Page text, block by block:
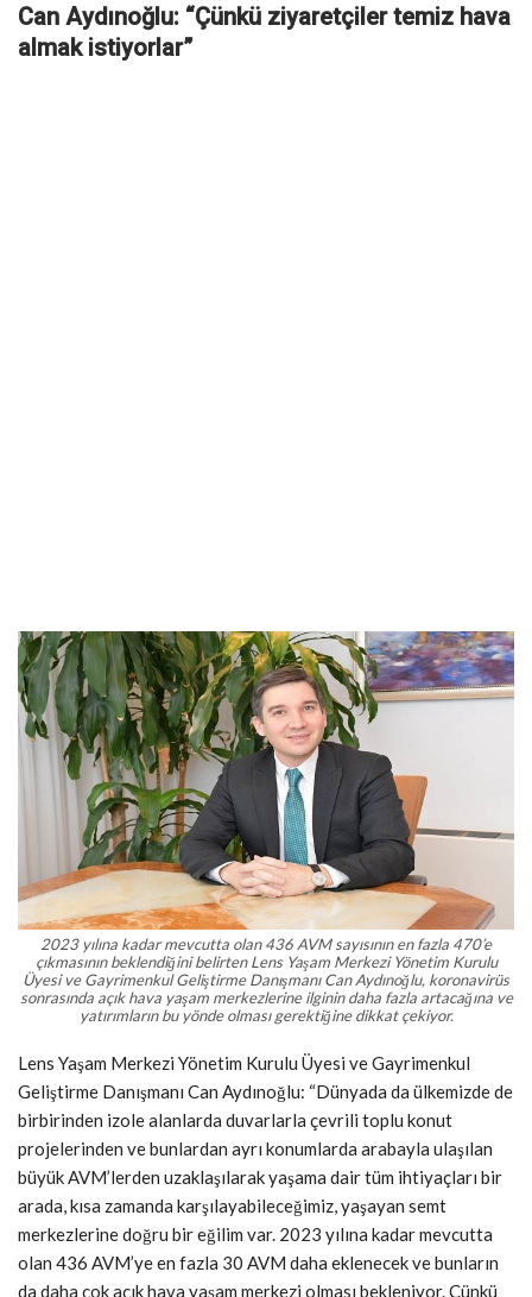
Can Aydınoğlu: “Çünkü ziyaretçiler temiz hava
almak istiyorlar”
2023 yılına kadar mevcutta olan 436 AVM sayısının en fazla 470’e
çıkmasının beklendiğini belirten Lens Yaşam Merkezi Yönetim Kurulu
Üyesi ve Gayrimenkul Geliştirme Danışmanı Can Aydınoğlu, koronavirüs
sonrasında açık hava yaşam merkezlerine ilginin daha fazla artacağına ve
yatırımların bu yönde olması gerektiğine dikkat çekiyor.
Lens Yaşam Merkezi Yönetim Kurulu Üyesi ve Gayrimenkul
Geliştirme Danışmanı Can Aydınoğlu: “Dünyada da ülkemizde de
birbirinden izole alanlarda duvarlarla çevrili toplu konut
projelerinden ve bunlardan ayrı konumlarda arabayla ulaşılan
büyük AVM’lerden uzaklaşılarak yaşama dair tüm ihtiyaçları bir
arada, kısa zamanda karşılayabileceğimiz, yaşayan semt
merkezlerine doğru bir eğilim var. 2023 yılına kadar mevcutta
olan 436 AVM’ye en fazla 30 AVM daha eklenecek ve bunların
da daha çok açık hava yaşam merkezi olması bekleniyor. Çünkü